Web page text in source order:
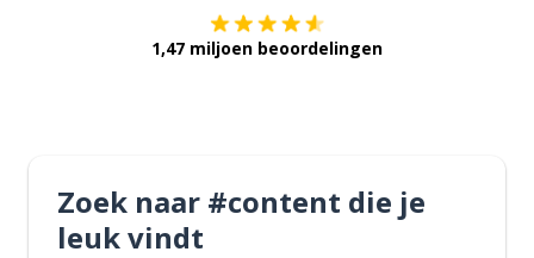
1,47 miljoen beoordelingen
Zoek naar #content die je
leuk vindt